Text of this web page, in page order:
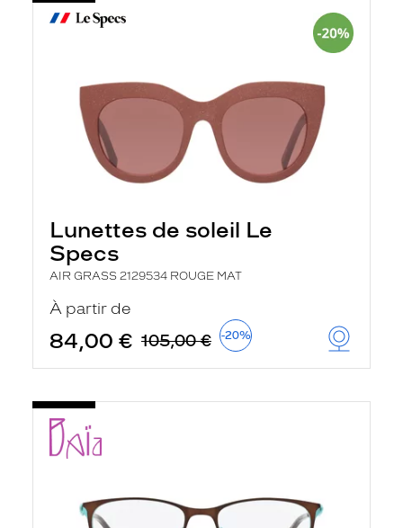
Lunettes de soleil Le
Specs
AIR GRASS 2129534 ROUGE MAT
À partir de
84,00 € 105,00 € -20%